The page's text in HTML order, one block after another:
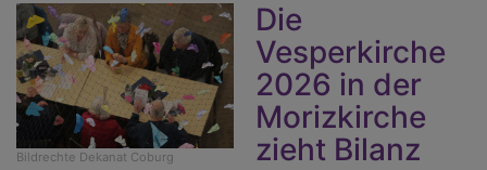
Bildrechte Dekanat Coburg
Die
Vesperkirche
2026 in der
Morizkirche
zieht Bilanz